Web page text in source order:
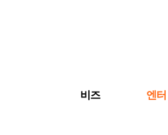
비즈 엔터